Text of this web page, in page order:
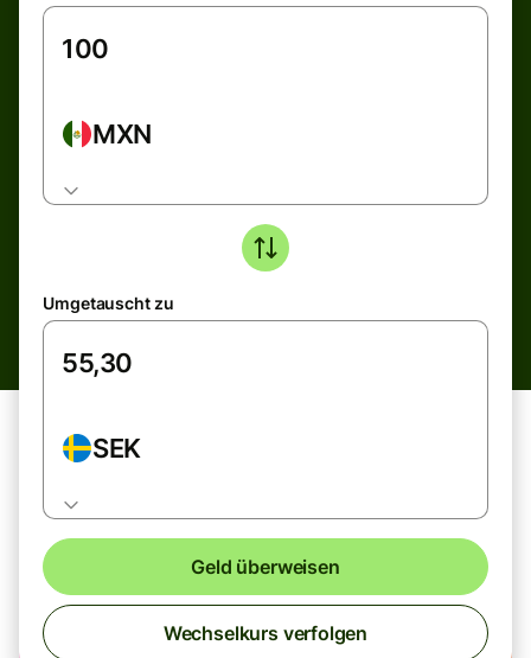
MXN
Umgetauscht zu
SEK
Geld überweisen
Wechselkurs verfolgen